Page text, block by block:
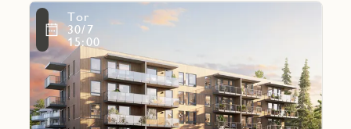
Tor
30/7
15:00
Les
mer
om
Allergotskogen
Hus
4 og
5